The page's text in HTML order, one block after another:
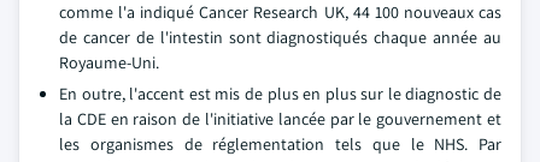
comme l'a indiqué Cancer Research UK, 44 100 nouveaux cas
de cancer de l'intestin sont diagnostiqués chaque année au
Royaume-Uni.
En outre, l'accent est mis de plus en plus sur le diagnostic de
la CDE en raison de l'initiative lancée par le gouvernement et
les organismes de réglementation tels que le NHS. Par